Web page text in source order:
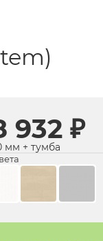
932 ₽
мм + тумба